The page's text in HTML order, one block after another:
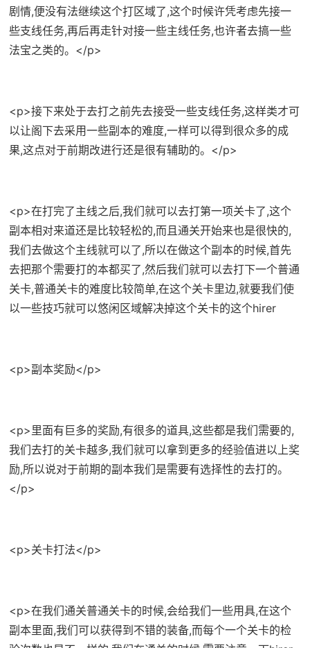
剧情,便没有法继续这个打区域了,这个时候许凭考虑先接一
些支线任务,再后再走针对接一些主线任务,也许者去搞一些
法宝之类的。</p>
<p>接下来处于去打之前先去接受一些支线任务,这样类才可
以让阁下去采用一些副本的难度,一样可以得到很众多的成
果,这点对于前期改进行还是很有辅助的。</p>
<p>在打完了主线之后,我们就可以去打第一项关卡了,这个
副本相对来道还是比较轻松的,而且通关开始来也是很快的,
我们去做这个主线就可以了,所以在做这个副本的时候,首先
去把那个需要打的本都买了,然后我们就可以去打下一个普通
关卡,普通关卡的难度比较简单,在这个关卡里边,就要我们使
以一些技巧就可以悠闲区域解决掉这个关卡的这个hirer
<p>副本奖励</p>
<p>里面有巨多的奖励,有很多的道具,这些都是我们需要的,
我们去打的关卡越多,我们就可以拿到更多的经验值进以上奖
励,所以说对于前期的副本我们是需要有选择性的去打的。
</p>
<p>关卡打法</p>
<p>在我们通关普通关卡的时候,会给我们一些用具,在这个
副本里面,我们可以获得到不错的装备,而每个一个关卡的检